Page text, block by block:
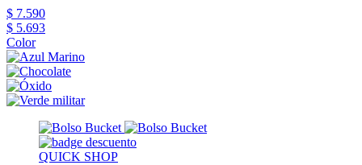
$ 7.590
$ 5.693
Color
QUICK SHOP